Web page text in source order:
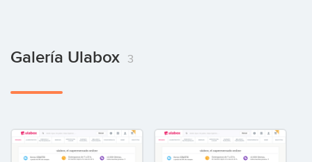
Galería Ulabox 3